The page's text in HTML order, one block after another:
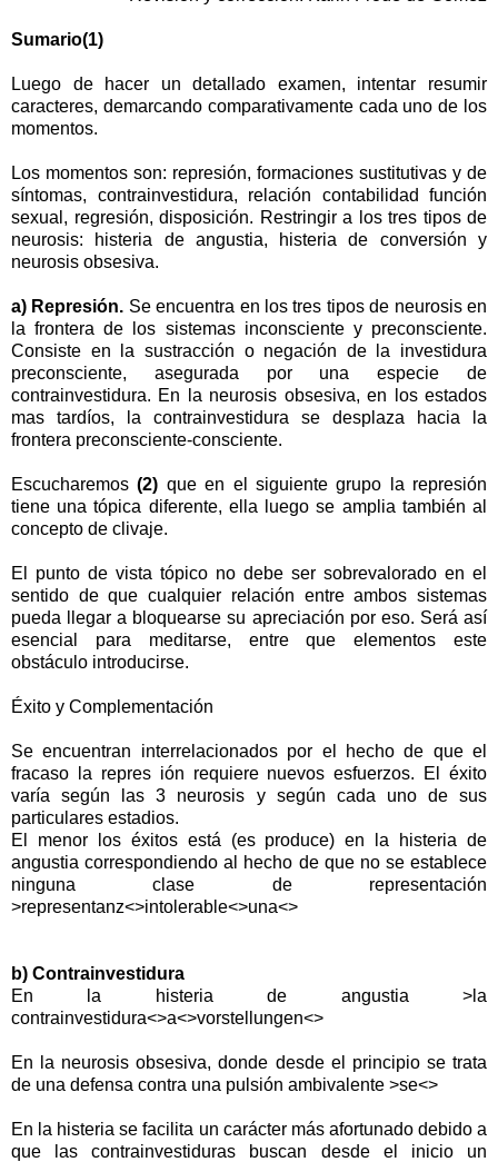
Sumario(1)
Luego de hacer un detallado examen, intentar resumir
caracteres, demarcando comparativamente cada uno de los
momentos.
Los momentos son: represión, formaciones sustitutivas y de
síntomas, contrainvestidura, relación contabilidad función
sexual, regresión, disposición. Restringir a los tres tipos de
neurosis: histeria de angustia, histeria de conversión y
neurosis obsesiva.
a) Represión. Se encuentra en los tres tipos de neurosis en
la frontera de los sistemas inconsciente y preconsciente.
Consiste en la sustracción o negación de la investidura
preconsciente, asegurada por una especie de
contrainvestidura. En la neurosis obsesiva, en los estados
mas tardíos, la contrainvestidura se desplaza hacia la
frontera preconsciente-consciente.
Escucharemos(2) que en el siguiente grupo la represión
tiene una tópica diferente, ella luego se amplia también al
concepto de clivaje.
El punto de vista tópico no debe ser sobrevalorado en el
sentido de que cualquier relación entre ambos sistemas
pueda llegar a bloquearse su apreciación por eso. Será así
esencial para meditarse, entre que elementos este
obstáculo introducirse.
Éxito y Complementación
Se encuentran interrelacionados por el hecho de que el
fracaso la repres ión requiere nuevos esfuerzos. El éxito
varía según las 3 neurosis y según cada uno de sus
particulares estadios.
El menor los éxitos está (es produce) en la histeria de
angustia correspondiendo al hecho de que no se establece
ninguna clase de representación
>representanz<>intolerable<>una<>
b) Contrainvestidura
En la histeria de angustia >la
contrainvestidura<>a<>vorstellungen<>
En la neurosis obsesiva, donde desde el principio se trata
de una defensa contra una pulsión ambivalente >se<>
En la histeria se facilita un carácter más afortunado debido a
que las contrainvestiduras buscan desde el inicio un